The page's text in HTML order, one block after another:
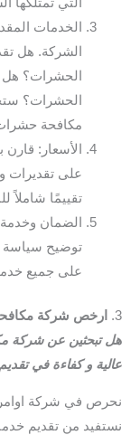
الخدمات
الشركة. هل
الحشرات؟ هل
الحشرات؟
مكافحة
الأسعار:
على تقديرات
تقييمًا شاملاً
الضمان
توضيح سياسة
على جميع
3.
ارخص شركة
هل تبحثين عن شركة
عالية و كفاءة في
نحرص في شركة
نستفيد من تقديم